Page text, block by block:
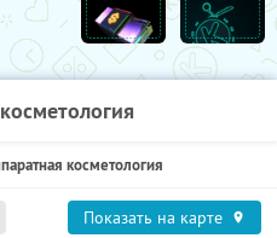
косметология
Показать на карте